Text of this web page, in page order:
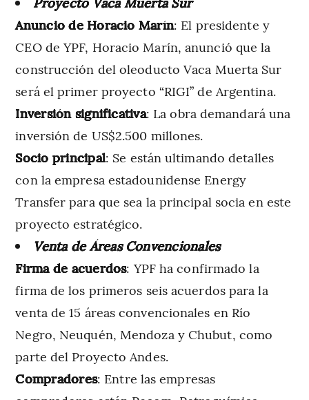
Anuncio de Horacio Marín: El presidente y
CEO de YPF, Horacio Marín, anunció que la
construcción del oleoducto Vaca Muerta Sur
será el primer proyecto “RIGI” de Argentina.
Inversión significativa: La obra demandará una
inversión de US$2.500 millones.
Socio principal: Se están ultimando detalles
con la empresa estadounidense Energy
Transfer para que sea la principal socia en este
proyecto estratégico.
Venta de Áreas Convencionales
Firma de acuerdos: YPF ha confirmado la
firma de los primeros seis acuerdos para la
venta de 15 áreas convencionales en Río
Negro, Neuquén, Mendoza y Chubut, como
parte del Proyecto Andes.
Compradores: Entre las empresas